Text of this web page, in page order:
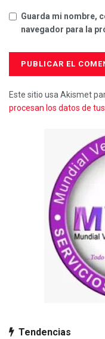
Guarda mi nombre,
navegador para la
Este sitio usa Akismet
procesan los datos de
Tendencias